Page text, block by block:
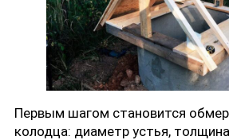
Первым шагом становится
колодца: диаметр устья,